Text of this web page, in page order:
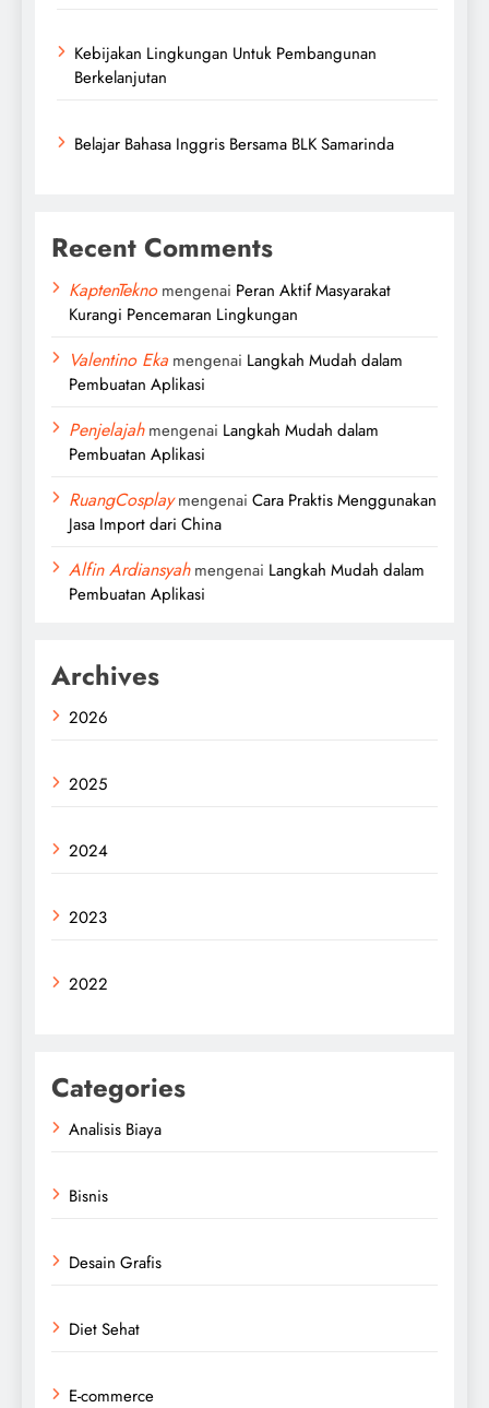
Kebijakan Lingkungan Untuk Pembangunan
Berkelanjutan
Belajar Bahasa Inggris Bersama BLK Samarinda
Recent Comments
KaptenTeknomengenai Peran Aktif Masyarakat
Kurangi Pencemaran Lingkungan
Valentino Eka mengenai Langkah Mudah dalam
Pembuatan Aplikasi
Penjelajahmengenai Langkah Mudah dalam
Pembuatan Aplikasi
RuangCosplaymengenai Cara Praktis Menggunakan
Jasa Import dari China
Alfin Ardiansyahmengenai Langkah Mudah dalam
Pembuatan Aplikasi
Archives
2026
2025
2024
2023
2022
Categories
Analisis Biaya
Bisnis
Desain Grafis
Diet Sehat
E-commerce